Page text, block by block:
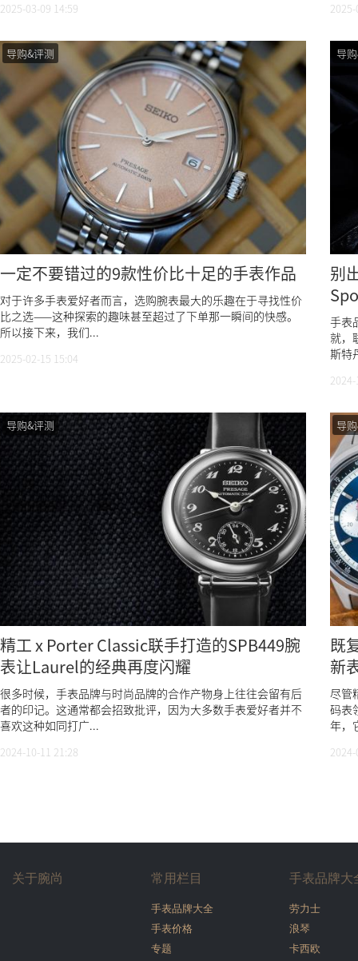
2025-03-09 14:59
导购&评测
一定不要错过的9款性价比十足的手表作品
对于许多手表爱好者而言，选购腕表最大的乐趣在于寻找性价
比之选——这种探索的趣味甚至超过了下单那一瞬间的快感。
所以接下来，我们...
2025-02-15 15:04
导
别
手表
就，
斯特
导购&评测
精工 x Porter Classic联手打造的SPB449腕
表让Laurel的经典再度闪耀
很多时候，手表品牌与时尚品牌的合作产物身上往往会留有后
者的印记。这通常都会招致批评，因为大多数手表爱好者并不
喜欢这种如同打广...
2024-10-11 21:28
导
既
新
尽管
码表
年，
关于腕尚 常用栏目
手表品牌大全
手表价格
专题
手表品牌大
劳力士
浪琴
卡西欧